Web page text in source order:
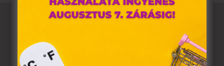
hozzájárulása szükséges.
A „sütiket" az elektronikus hírközlésről szóló 2003. évi C.
törvény, az elektronikus kereskedelmi szolgáltatások, az
információs társadalommal összefüggő szolgáltatások
egyes kérdéseiről szóló 2001. évi CVIII. törvény, valamint
az Európai Unió előírásainak megfelelően használjuk.